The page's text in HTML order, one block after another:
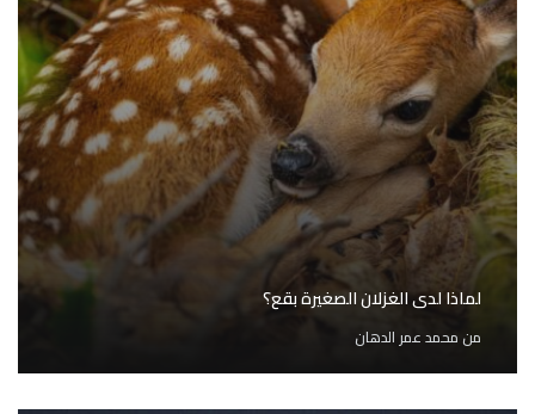
لماذا لدى الغزلان الصغيرة بقع؟
من محمد عمر الدهان